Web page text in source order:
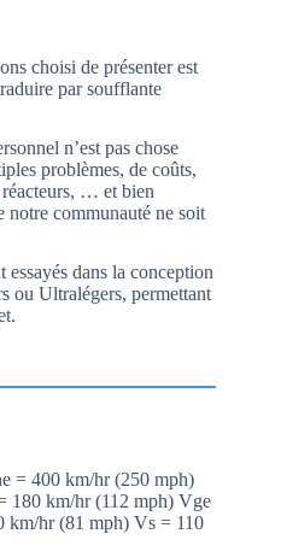
choisi de présenter est
par soufflante
n’est pas chose
problèmes, de coûts,
… et bien
notre communauté ne soit
essayés dans la conception
ou Ultralégers, permettant
= 400 km/hr (250 mph)
180 km/hr (112 mph) Vge
km/hr (81 mph) Vs = 110